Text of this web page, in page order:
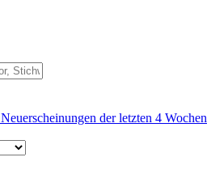
Neuerscheinungen der letzten 4 Wochen